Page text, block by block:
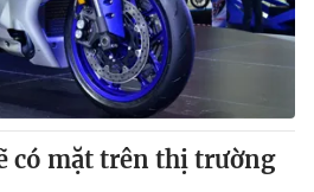
có mặt trên thị trường